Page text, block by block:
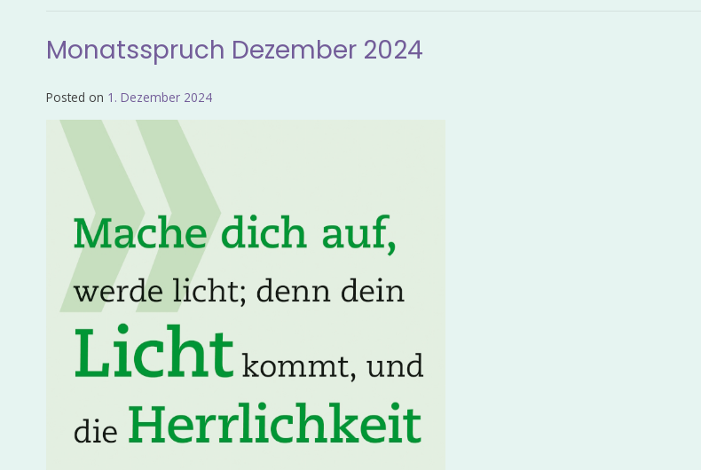
Monatsspruch Dezember 2024
Posted on 1. Dezember 2024